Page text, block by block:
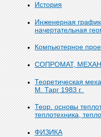
История
Инженерная
начертательная
Компьютерное
СОПРОМАТ,
Теоретическая
М. Тарг 1983 г.
Теор. основы
теплотехника,
ФИЗИКА